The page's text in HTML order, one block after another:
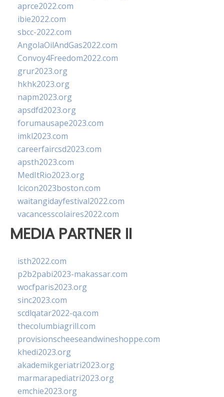
aprce2022.com
ibie2022.com
sbcc-2022.com
AngolaOilAndGas2022.com
Convoy4Freedom2022.com
grur2023.org
hkhk2023.org
napm2023.org
apsdfd2023.org
forumausape2023.com
imkl2023.com
careerfaircsd2023.com
apsth2023.com
MedItRio2023.org
lcicon2023boston.com
waitangidayfestival2022.com
vacancesscolaires2022.com
MEDIA PARTNER II
isth2022.com
p2b2pabi2023-makassar.com
wocfparis2023.org
sinc2023.com
scdlqatar2022-qa.com
thecolumbiagrill.com
provisionscheeseandwineshoppe.com
khedi2023.org
akademikgeriatri2023.org
marmarapediatri2023.org
emchie2023.org